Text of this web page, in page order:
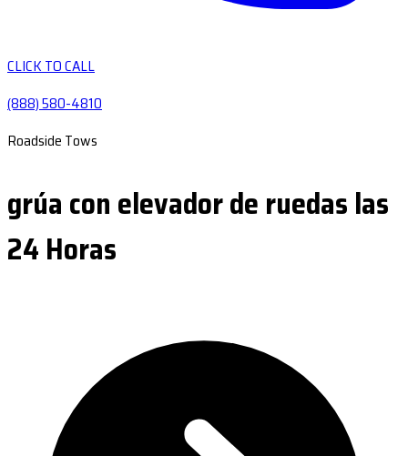
CLICK TO CALL
(888) 580-4810
Roadside Tows
grúa con elevador de ruedas las
24 Horas